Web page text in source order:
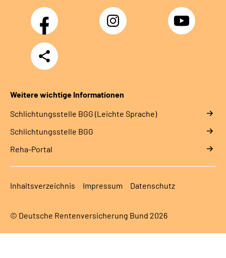
Facebook Instagram YouTube
Teilen
Weitere wichtige Informationen
Schlich­tungs­stel­le BGG (Leichte Sprache)
Schlich­tungs­stel­le BGG
Reha-Portal
Inhaltsverzeichnis Impressum Datenschutz
© Deutsche Rentenversicherung Bund 2026